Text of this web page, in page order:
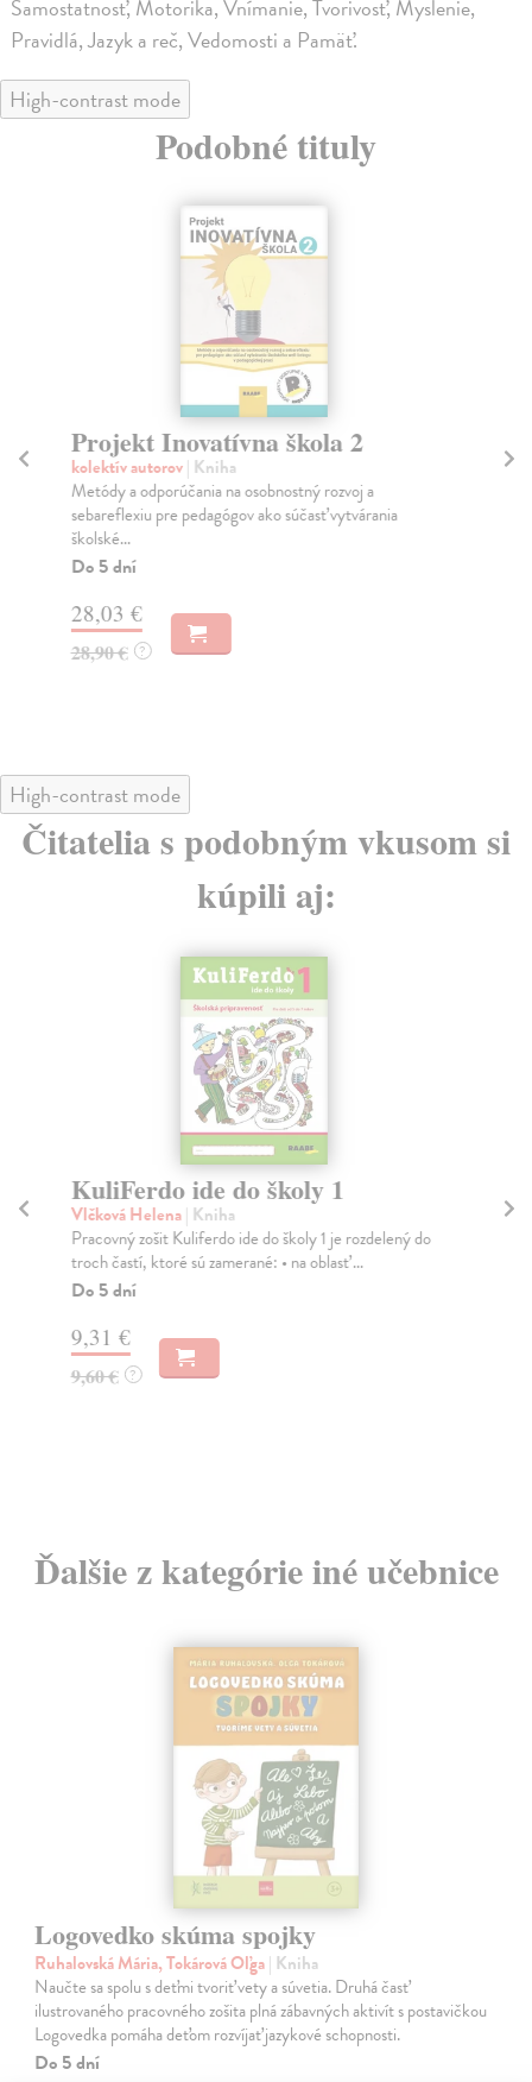
Samostatnosť, Motorika, Vnímanie, Tvorivosť, Myslenie,
Pravidlá, Jazyk a reč, Vedomosti a Pamäť.
High-contrast mode
Podobné tituly
Projekt Inovatívna škola 2
kolektív autorov| Kniha
Metódy a odporúčania na osobnostný rozvoj a
sebareflexiu pre pedagógov ako súčasť vytvárania
školské...
Do 5 dní
28,03 €
28,90 € ?
High-contrast mode
Čitatelia s podobným vkusom si
kúpili aj:
KuliFerdo ide do školy 1
Vlčková Helena| Kniha
Pracovný zošit Kuliferdo ide do školy 1 je rozdelený do
troch častí, ktoré sú zamerané: • na oblasť ...
Do 5 dní
9,31 €
9,60 € ?
Ďalšie z kategórie iné učebnice
Logovedko skúma spojky
Ruhalovská Mária, Tokárová Oľga| Kniha
Naučte sa spolu s deťmi tvoriť vety a súvetia. Druhá časť
ilustrovaného pracovného zošita plná zábavných aktivít s postavičkou
Logovedka pomáha deťom rozvíjať jazykové schopnosti.
Do 5 dní